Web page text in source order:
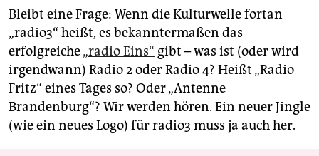
Bleibt eine Frage: Wenn die Kulturwelle fortan
„radio3“ heißt, es bekanntermaßen das
erfolgreiche„radio Eins“ gibt – was ist (oder wird
irgendwann) Radio 2 oder Radio 4? Heißt „Radio
Fritz“ eines Tages so? Oder „Antenne
Brandenburg“? Wir werden hören. Ein neuer Jingle
(wie ein neues Logo) für radio3 muss ja auch her.